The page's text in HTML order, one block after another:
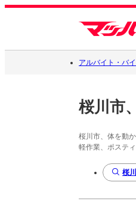
アルバイト・バ
桜川市
桜川市、体を動
軽作業、ポステ
桜